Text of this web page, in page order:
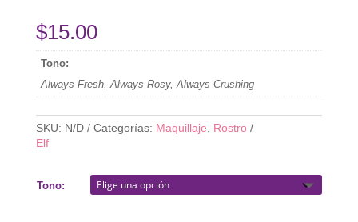
$15.00
Tono:
Always Fresh, Always Rosy, Always Crushing
SKU: N/D Categorías: Maquillaje
Rostro
Elf
Tono: